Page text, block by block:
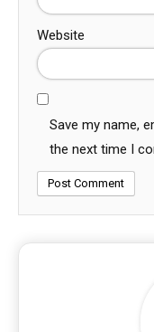
Website
Save my name,
the next time I